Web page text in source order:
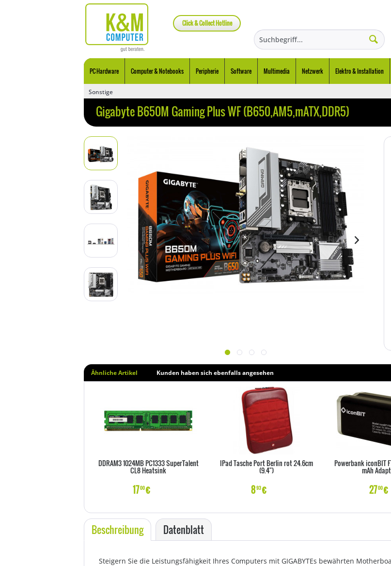
Click & Collect Hotline
PC Hardware Computer & Notebooks Peripherie Software Multimedia Netzwerk Elektro & Installation
Sonstige
Gigabyte B650M Gaming Plus WF (B650,AM5,mATX,DDR5)
Ähnliche Artikel Kunden haben sich ebenfalls angesehen
DDRAM3 1024MB PC1333 SuperTalent
CL8 Heatsink
1700€
IPad Tasche Port Berlin rot 24.6cm
(9.4")
893€
Powerbank iconBIT
mAh
2700€
Beschreibung Datenblatt
Steigern Sie die Leistungsfähigkeit Ihres Computers mit GIGABYTEs bewährten